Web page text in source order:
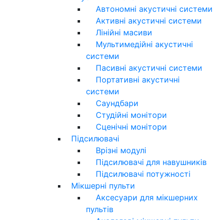
Автономні акустичні системи
Активні акустичні системи
Лінійні масиви
Мультимедійні акустичні
системи
Пасивні акустичні системи
Портативні акустичні
системи
Саундбари
Студійні монітори
Сценічні монітори
Підсилювачі
Врізні модулі
Підсилювачі для навушників
Підсилювачі потужності
Мікшерні пульти
Аксесуари для мікшерних
пультів